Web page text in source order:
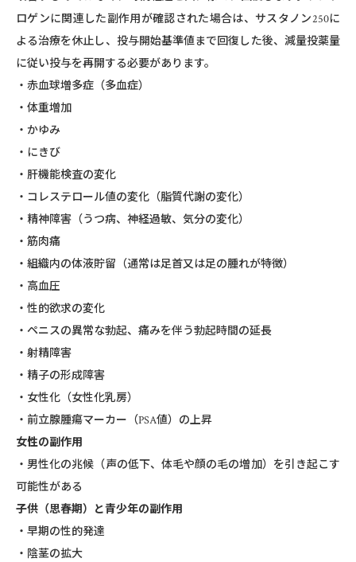
ロゲンに関連した副作用が確認された場合は、サスタノン250に
よる治療を休止し、投与開始基準値まで回復した後、減量投薬量
に従い投与を再開する必要があります。
・⾚⾎球増多症（多血症）
・体重増加
・かゆみ
・にきび
・肝機能検査の変化
・コレステロール値の変化（脂質代謝の変化）
・精神障害（うつ病、神経過敏、気分の変化）
・筋肉痛
・組織内の体液貯留（通常は足首又は足の腫れが特徴）
・高血圧
・性的欲求の変化
・ペニスの異常な勃起、痛みを伴う勃起時間の延長
・射精障害
・精子の形成障害
・女性化（女性化乳房）
・前立腺腫瘍マーカー（PSA値）の上昇
女性の副作用
・男性化の兆候（声の低下、体毛や顔の毛の増加）を引き起こす
可能性がある
子供（思春期）と青少年の副作用
・早期の性的発達
・陰茎の拡大